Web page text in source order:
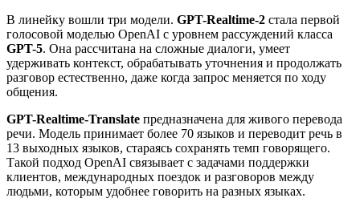
В линейку вошли три модели. GPT-Realtime-2 стала первой
голосовой моделью OpenAI с уровнем рассуждений класса
GPT-5. Она рассчитана на сложные диалоги, умеет
удерживать контекст, обрабатывать уточнения и продолжать
разговор естественно, даже когда запрос меняется по ходу
общения.
GPT-Realtime-Translate предназначена для живого перевода
речи. Модель принимает более 70 языков и переводит речь в
13 выходных языков, стараясь сохранять темп говорящего.
Такой подход OpenAI связывает с задачами поддержки
клиентов, международных поездок и разговоров между
людьми, которым удобнее говорить на разных языках.